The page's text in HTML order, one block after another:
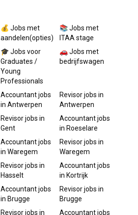
💰 Jobs met
aandelen(opties)
📚 Jobs met
ITAA stage
🎓 Jobs voor
Graduates /
Young
Professionals
🚗 Jobs met
bedrijfswagen
Accountantjobs
in Antwerpen
Revisorjobs in
Antwerpen
Revisorjobs in
Gent
Accountantjobs
in Roeselare
Accountantjobs
in Waregem
Revisorjobs in
Waregem
Revisorjobs in
Hasselt
Accountantjobs
in Kortrijk
Accountantjobs
in Brugge
Revisorjobs in
Brugge
Revisorjobs in Accountantjobs